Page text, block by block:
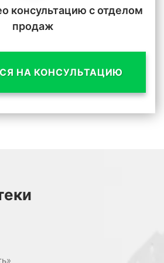
консультацию с отделом
продаж
НА КОНСУЛЬТАЦИЮ